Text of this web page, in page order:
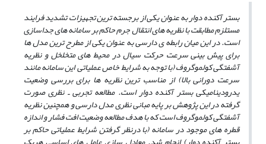
بستر آکنده دوار به عنوان یکی از برجسته ­ترین تجهیزات تشدید فرایند
مستلزم مطابقت با نظریه­ های انتقال جرمحاکم بر سامانه­ های جداسازی
است. در این میان رابطه­ ی دارسی به عنوان یکی از مطرح­ ترین مدل­ ها
برای پیش ­بینی سرعت حرکت سیال در محیط­ های متخلخل و نظریه
آشفتگی کولموگروف (با توجه به شرایط خاص عملیاتی این سامانه مانند
سرعت دورانی بالا) از مناسب ­ترین نظریه­ ها برای بررسی وضعیت
یدرودینامیکیبستر آکنده دوار است. مطالعه تجربی ـ نظری صورت
گرفته در این پژوهش بر پایه مبانی نظری مدل دارسی و همچنین نظریه
آشفتگی کولموگروف است که با هدف مطالعه وضعیت افت فشار و اندازه
قطره­ های موجود در سامانه(با درنظر گرفتن شرایط عملیاتی حاکم بر